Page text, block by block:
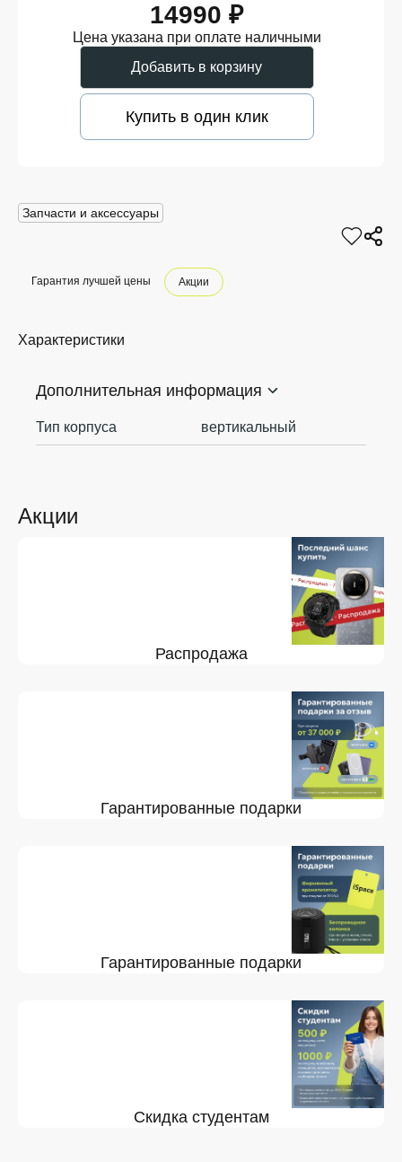
14990 ₽
Цена указана при оплате наличными
Добавить в корзину
Купить в один клик
Запчасти и аксессуары
Гарантия лучшей цены Акции
Акции
Распродажа
Гарантированные подарки
Гарантированные подарки
Скидка студентам
Характеристики
Дополнительная информация
Тип корпуса вертикальный